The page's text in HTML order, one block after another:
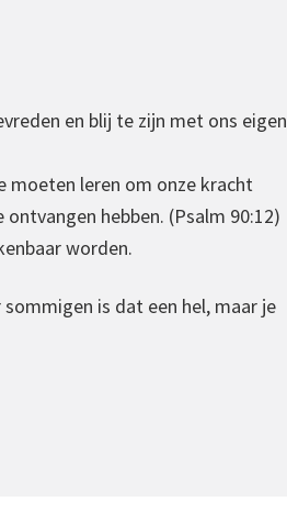
en blij te zijn met ons eigen
moeten leren om onze kracht
hebben. (Psalm 90:12)
worden.
is dat een hel, maar je